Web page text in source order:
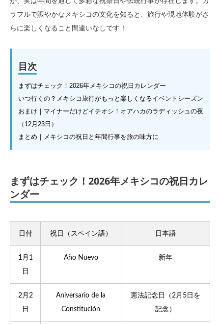
ラフルで賑やかなメキシコの文化を知ると、旅行や現地体験がさ
らに楽しくなること間違いなしです！
目次
まずはチェック！2026年メキシコの祝日カレンダー
いつ行くの？メキシコ旅行がもっと楽しくなるイベントシーズン
おまけ｜マイナーだけどイチオシ！オアハカのラディッシュの夜
（12月23日）
まとめ｜メキシコの祝日と年間行事を旅の味方に
まずはチェック！2026年メキシコの祝日カレ
ンダー
日付 祝日（スペイン語） 日本語
1月1
日
Año Nuevo 新年
2月2
日
Aniversario de la
Constitución
憲法記念日（2月5日を
記念）